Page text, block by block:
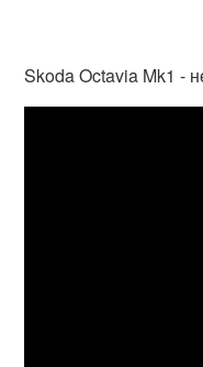
Skoda Octavia Mk1 -